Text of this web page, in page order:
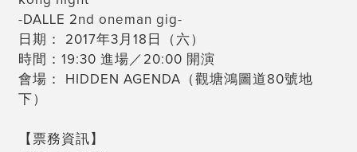
-DALLE 2nd oneman gig-
日期： 2017年3月18日（六）
時間：19:30 進場／20:00 開演
會場： HIDDEN AGENDA（觀塘鴻圖道80號地
下）
【票務資訊】